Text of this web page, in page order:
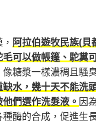
阿拉伯遊牧民族(
可以做帳篷、駝糞
糖漿一樣濃稠且騷
水，幾十天不能洗
們選作洗髮液。 因
種酶的合成，促進生